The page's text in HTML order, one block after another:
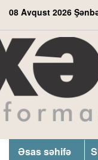
08 Avqust 2026
Əsas səhifə